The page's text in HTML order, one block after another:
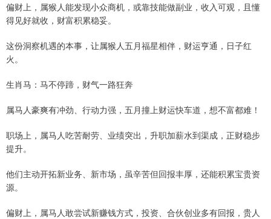
偏财上，属猴人能发现小众商机，或靠技能做副业，收入可观，且懂
得见好就收，财富积累稳妥。
这份洞察机遇的本事，让属猴人五月福星相伴，财运亨通，日子红
火。
生肖马：马不停蹄，财气一路狂奔
属马人豪爽有冲劲、行动力强，五月撞上财运快车道，想不富都难！
职场上，属马人吃苦耐劳、业绩突出，升职加薪水到渠成，正财稳步
提升。
他们主动开拓新业务、新市场，虽辛苦但回报丰厚，还能积累宝贵资
源。
偏财上，属马人敢尝试新赚钱方式，投资、合伙创业多有回报，贵人